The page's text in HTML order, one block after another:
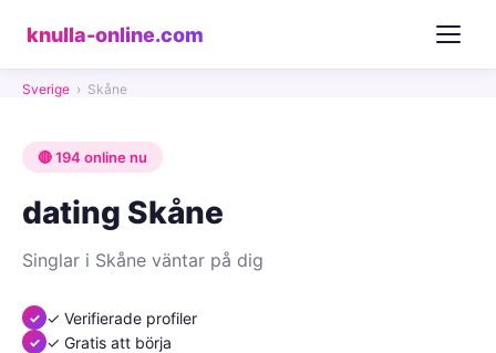
knulla-online.com
Sverige › Skåne
🔴 194 online nu
dating Skåne
Singlar i Skåne väntar på dig
✓ Verifierade profiler
✓ Gratis att börja